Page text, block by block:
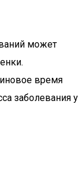
может
время
заболевания у